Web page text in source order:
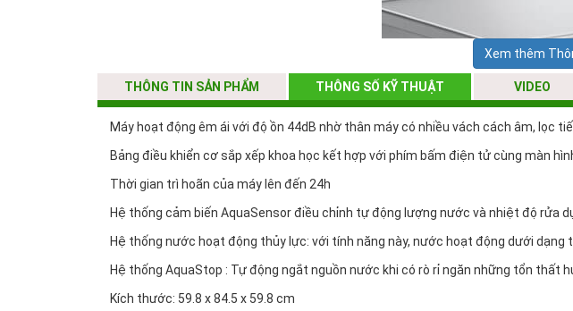
Xem thêm
THÔNG TIN SẢN PHẨM THÔNG SỐ KỸ THUẬT VIDEO
Máy hoạt động êm ái với độ ồn 44dB nhờ thân máy có nhiều vách cách âm, lọc
Bảng điều khiển cơ sắp xếp khoa học kết hợp với phím bấm điện tử cùng màn
Thời gian trì hoãn của máy lên đến 24h
Hệ thống cảm biến AquaSensor điều chỉnh tự động lượng nước và nhiệt độ rửa
Hệ thống nước hoạt động thủy lực: với tính năng này, nước hoạt động dưới
Hệ thống AquaStop : Tự động ngắt nguồn nước khi có rò rỉ ngăn những tổn thất
Kích thước: 59.8 x 84.5 x 59.8 cm